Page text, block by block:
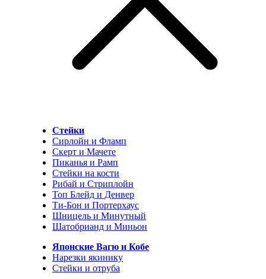
Стейки
Сирлойн и Фламп
Скерт и Мачете
Пиканья и Рамп
Стейки на кости
Рибай и Стриплойн
Топ Блейд и Денвер
Ти-Бон и Портерхаус
Шницель и Минутный
Шатобрианд и Миньон
Японские Вагю и Кобе
Нарезки якинику
Стейки и отруба